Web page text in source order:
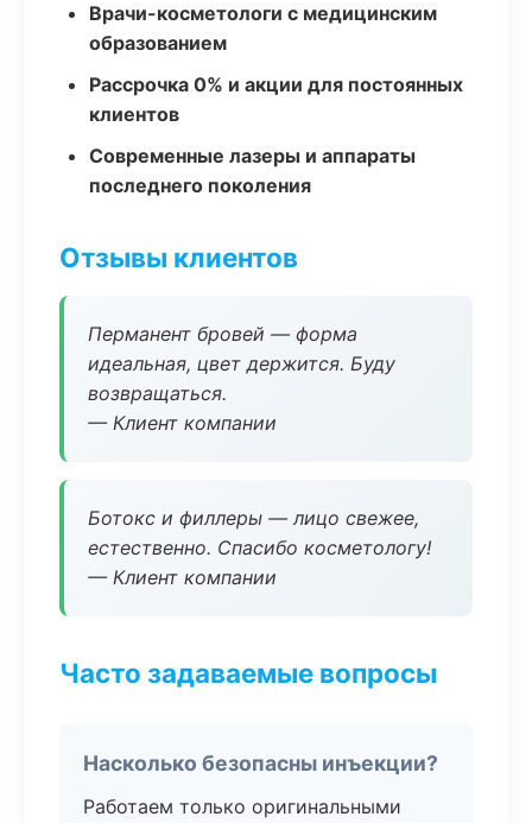
Врачи-косметологи с медицинским
образованием
Рассрочка 0% и акции для постоянных
клиентов
Современные лазеры и аппараты
последнего поколения
Отзывы клиентов
Перманент бровей — форма
идеальная, цвет держится. Буду
возвращаться.
— Клиент компании
Ботокс и филлеры — лицо свежее,
естественно. Спасибо косметологу!
— Клиент компании
Часто задаваемые вопросы
Насколько безопасны инъекции?
Работаем только оригинальными